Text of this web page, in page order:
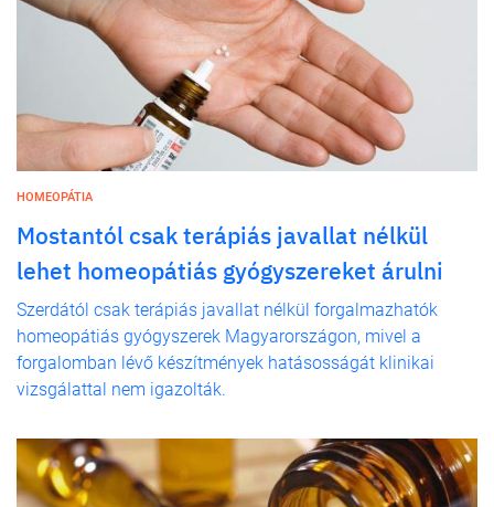
HOMEOPÁTIA
Mostantól csak terápiás javallat nélkül
lehet homeopátiás gyógyszereket árulni
Szerdától csak terápiás javallat nélkül forgalmazhatók
homeopátiás gyógyszerek Magyarországon, mivel a
forgalomban lévő készítmények hatásosságát klinikai
vizsgálattal nem igazolták.